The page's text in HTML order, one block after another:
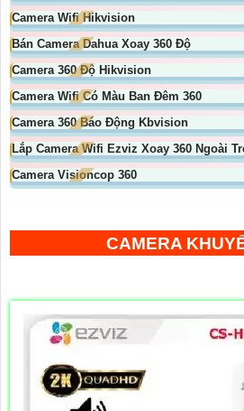
Camera Wifi Hikvision
Bán Camera Dahua Xoay 360 Độ
Camera 360 Độ Hikvision
Camera Wifi Có Màu Ban Đêm 360
Camera 360 Báo Động Kbvision
Lắp Camera Wifi Ezviz Xoay 360 Ngoài
Camera Visioncop 360
CAMERA